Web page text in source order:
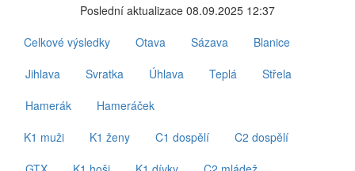
Poslední aktualizace 08.09.2025 12:37
Celkové výsledky
Otava Sázava
Blanice
Jihlava
Svratka Úhlava Teplá
Střela
Hamerák
Hameráček
K1 muži
K1 ženy C1 dospělí
C2 dospělí